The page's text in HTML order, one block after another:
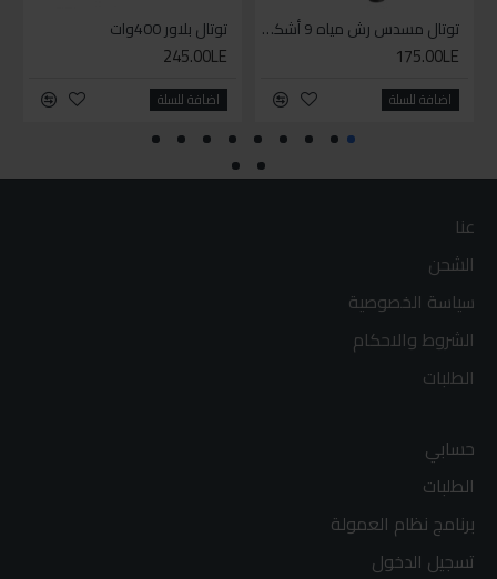
توتال مسدس رش مياه 9 أشكال
175.00LE
اضافة للسلة
توتال بلاور 400وات
245.00LE
اضافة للسلة
عنا
الشحن
سياسة الخصوصية
الشروط والاحكام
الطلبات
حسابي
الطلبات
برنامج نظام العمولة
تسجيل الدخول